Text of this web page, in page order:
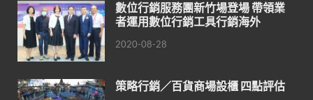
數位行銷服務團新竹場登場 帶領業
者運用數位行銷工具行銷海外
2020-08-28
策略行銷／百貨商場設櫃 四點評估